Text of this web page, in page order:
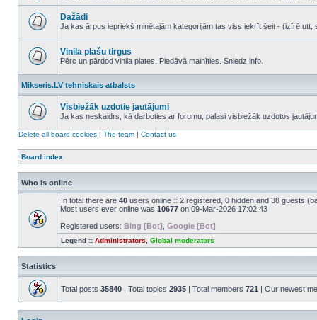
unread
posts
unread
posts
Dažādi
Ja kas ārpus iepriekš minētajām kategorijām tas viss iekrīt šeit - (izīrē utt,
unread
posts
Vinila plašu tirgus
Pērc un pārdod vinila plates. Piedāvā mainīties. Sniedz info.
Mikseris.LV tehniskais atbalsts
unread
Visbiežāk uzdotie jautājumi
Ja kas neskaidrs, kā darboties ar forumu, palasi visbiežāk uzdotos
Delete all board cookies | The team | Contact us
Board index
Who is online
In total there are 40 users online :: 2 registered, 0 hidden and 38 guests
Most users ever online was 10677 on 09-Mar-2026 17:02:43
Registered users: Bing [Bot] Google [Bot]
Legend :: Administrators Global moderators
Statistics
Total posts 35840 | Total topics 2935 | Total members 721 | Our newest